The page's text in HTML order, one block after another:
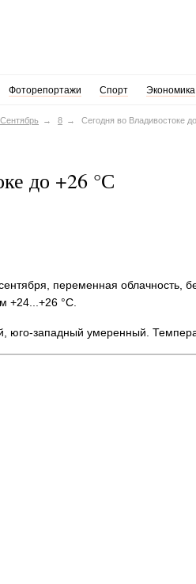
Фоторепортажи Спорт Экономика
Сентябрь 8 Сегодня во Владивостоке
до +26 °С
переменная облачность,
+24...+26 °C.
юго-западный умеренный.